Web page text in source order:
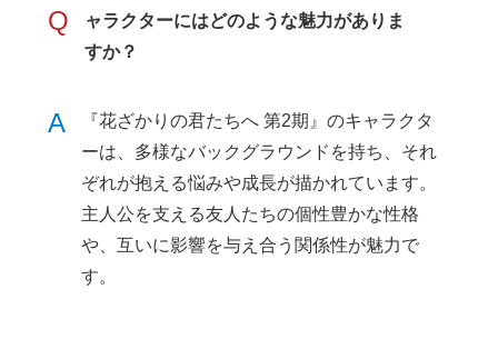
Q
ャラクターにはどのような魅力がありま
すか？
A
『花ざかりの君たちへ 第2期』のキャラクタ
ーは、多様なバックグラウンドを持ち、それ
ぞれが抱える悩みや成長が描かれています。
主人公を支える友人たちの個性豊かな性格
や、互いに影響を与え合う関係性が魅力で
す。